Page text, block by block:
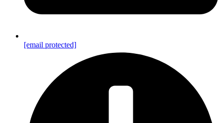
[email protected]